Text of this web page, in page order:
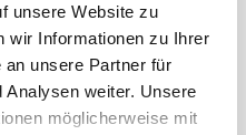
unsere Website zu
wir Informationen zu Ihrer
an unsere Partner für
Analysen weiter. Unsere
möglicherweise mit